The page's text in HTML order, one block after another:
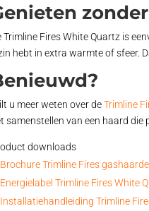
Trimline Fires White Quartz is
hebt in extra warmte of sfeer.
u meer weten over deTrimline
samenstellen van een haard
downloads
Brochure Trimline Fires
Energielabel Trimline Fires White
Installatiehandleiding Trimline